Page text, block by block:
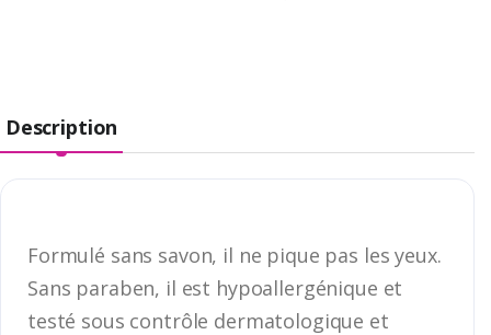
Description
Formulé sans savon, il ne pique pas les yeux.
Sans paraben, il est hypoallergénique et
testé sous contrôle dermatologique et